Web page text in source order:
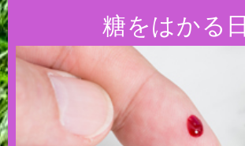
糖をはかる日